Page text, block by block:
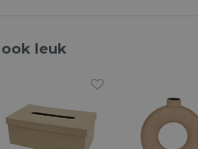
leuk